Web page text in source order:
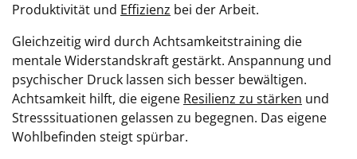
Produktivität und Effizienz bei der Arbeit.
Gleichzeitig wird durch Achtsamkeitstraining die
mentale Widerstandskraft gestärkt. Anspannung und
psychischer Druck lassen sich besser bewältigen.
Achtsamkeit hilft, die eigene Resilienz zu stärken und
Stresssituationen gelassen zu begegnen. Das eigene
Wohlbefinden steigt spürbar.